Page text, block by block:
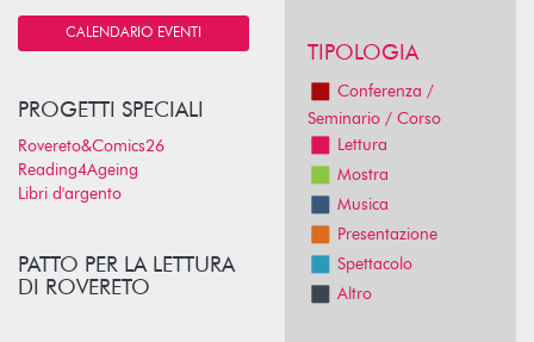
CALENDARIO EVENTI
PROGETTI SPECIALI
Rovereto&Comics26
Reading4Ageing
Libri d'argento
PATTO PER LA LETTURA
DI ROVERETO
TIPOLOGIA
Conferenza /
Seminario / Corso
Lettura
Mostra
Musica
Presentazione
Spettacolo
Altro